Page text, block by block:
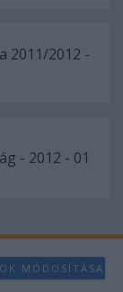
2011/2012 -
- 2012 - 01
MÓDOSÍTÁSA